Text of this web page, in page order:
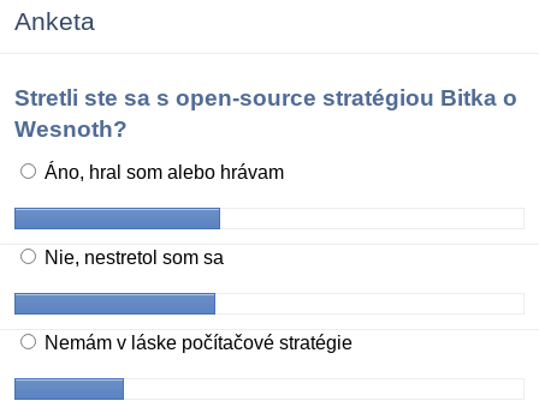
Anketa
Stretli ste sa s open-source stratégiou Bitka o
Wesnoth?
Áno, hral som alebo hrávam
Nie, nestretol som sa
Nemám v láske počítačové stratégie